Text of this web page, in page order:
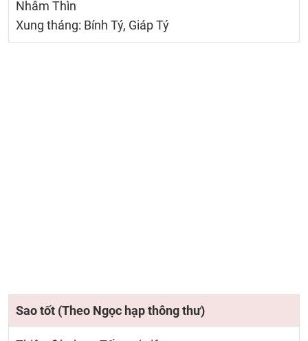
Nhâm Thìn
Xung tháng: Bính Tý, Giáp Tý
Sao tốt (Theo Ngọc hạp thông thư)